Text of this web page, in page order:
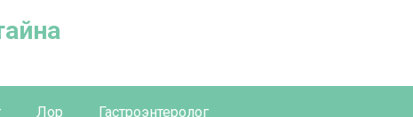
Лор Гастроэнтеролог